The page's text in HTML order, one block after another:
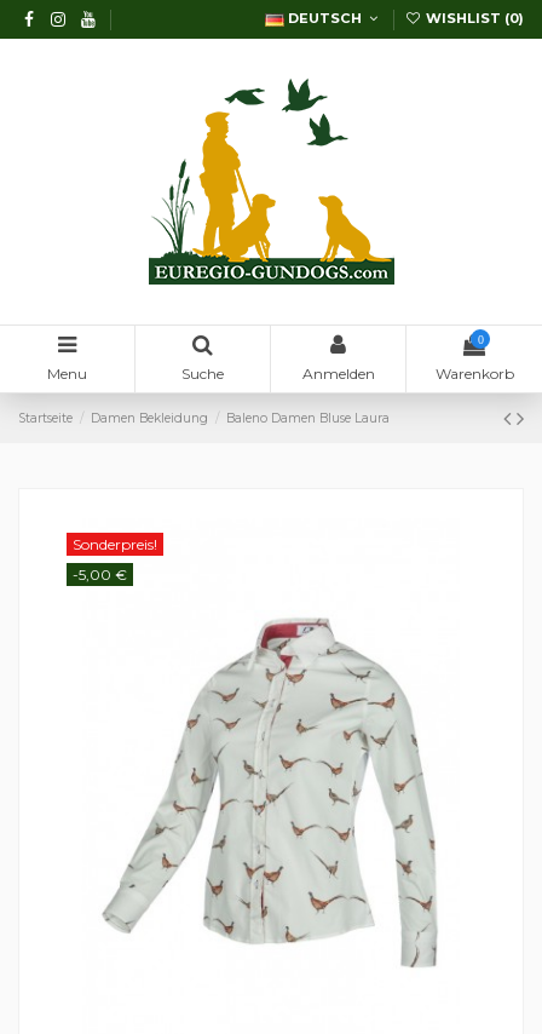
DEUTSCH WISHLIST (0)
Menu Suche Anmelden
0
Warenkorb
Startseite Damen Bekleidung Baleno Damen Bluse Laura
Sonderpreis!
-5,00 €